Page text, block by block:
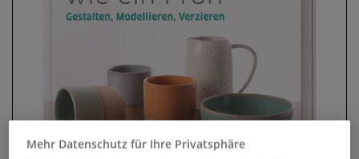
Mehr Datenschutz für Ihre Privatsphäre